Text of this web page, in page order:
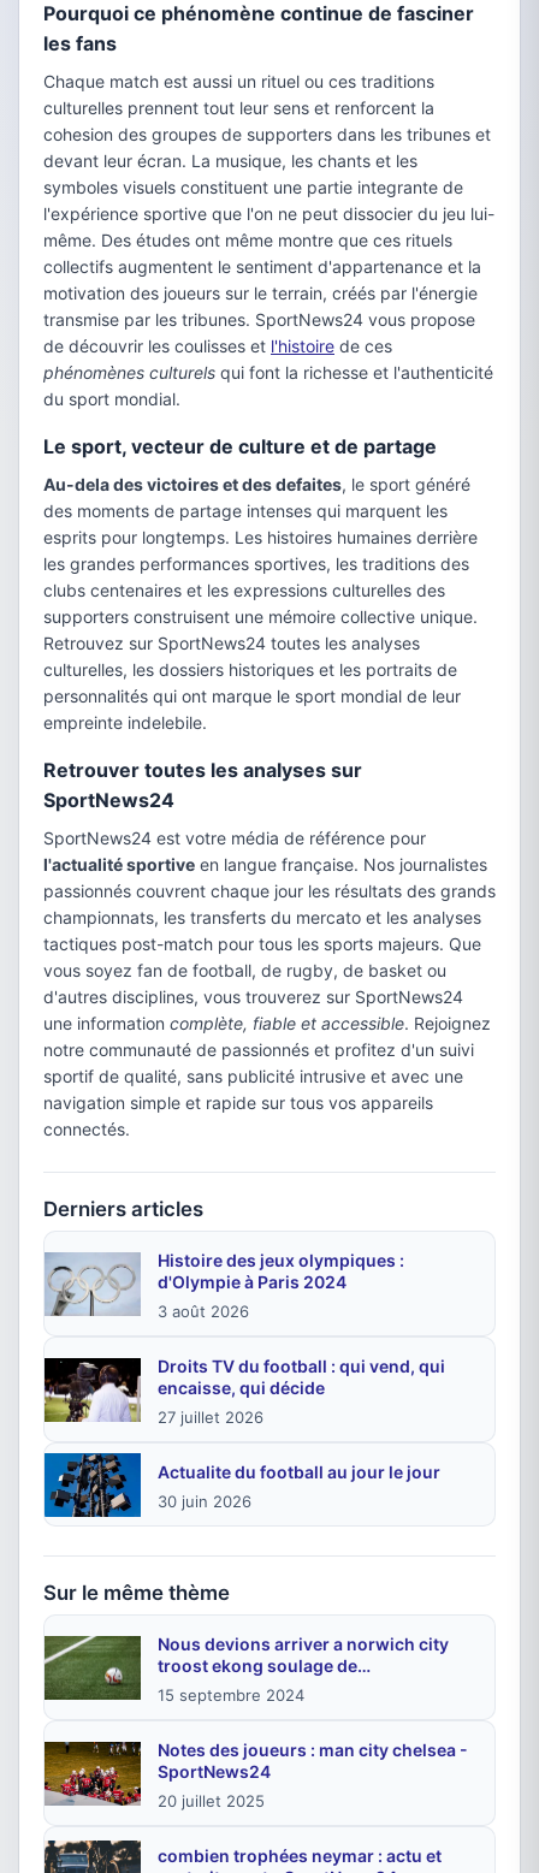
Pourquoi ce phénomène continue de fasciner
les fans
Chaque match est aussi un rituel ou ces traditions
culturelles prennent tout leur sens et renforcent la
cohesion des groupes de supporters dans les tribunes et
devant leur écran. La musique, les chants et les
symboles visuels constituent une partie integrante de
l'expérience sportive que l'on ne peut dissocier du jeu lui-
même. Des études ont même montre que ces rituels
collectifs augmentent le sentiment d'appartenance et la
motivation des joueurs sur le terrain, créés par l'énergie
transmise par les tribunes. SportNews24 vous propose
de découvrir les coulisses et l'histoire de ces
phénomènes culturels qui font la richesse et l'authenticité
du sport mondial.
Le sport, vecteur de culture et de partage
Au-dela des victoires et des defaites, le sport généré
des moments de partage intenses qui marquent les
esprits pour longtemps. Les histoires humaines derrière
les grandes performances sportives, les traditions des
clubs centenaires et les expressions culturelles des
supporters construisent une mémoire collective unique.
Retrouvez sur SportNews24 toutes les analyses
culturelles, les dossiers historiques et les portraits de
personnalités qui ont marque le sport mondial de leur
empreinte indelebile.
Retrouver toutes les analyses sur
SportNews24
SportNews24 est votre média de référence pour
l'actualité sportive en langue française. Nos journalistes
passionnés couvrent chaque jour les résultats des grands
championnats, les transferts du mercato et les analyses
tactiques post-match pour tous les sports majeurs. Que
vous soyez fan de football, de rugby, de basket ou
d'autres disciplines, vous trouverez sur SportNews24
une information complète, fiable et accessible. Rejoignez
notre communauté de passionnés et profitez d'un suivi
sportif de qualité, sans publicité intrusive et avec une
navigation simple et rapide sur tous vos appareils
connectés.
Derniers articles
Histoire des jeux olympiques :
d'Olympie à Paris 2024
3 août 2026
Droits TV du football : qui vend, qui
encaisse, qui décide
27 juillet 2026
Actualite du football au jour le jour
30 juin 2026
Sur le même thème
Nous devions arriver a norwich city
troost ekong soulage de…
15 septembre 2024
Notes des joueurs : man city chelsea -
SportNews24
20 juillet 2025
combien trophées neymar : actu et